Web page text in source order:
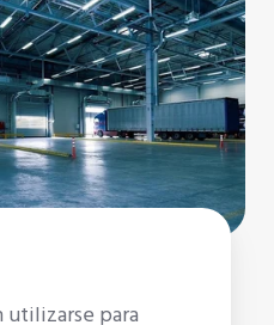
utilizarse para